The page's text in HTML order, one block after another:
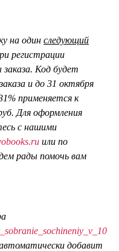
на один следующий
регистрации
Код будет
и до 31 октября
применяется к
Для оформления
с нашими
или по
рады помочь вам
добавит